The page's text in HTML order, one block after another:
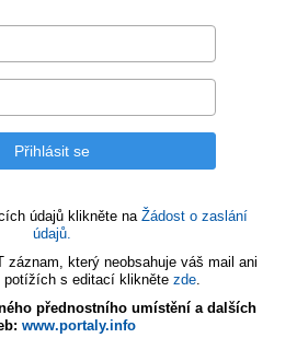
údajů klikněte na Žádost o zaslání
údajů.
záznam, který neobsahuje váš mail ani
potížích s editací klikněte zde.
přednostního umístění a dalších
www.portaly.info